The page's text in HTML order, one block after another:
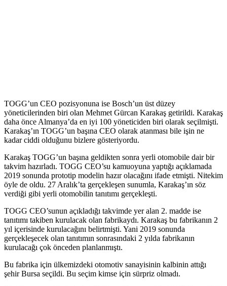
TOGG’un CEO pozisyonuna ise Bosch’un üst düzey
yöneticilerinden biri olan Mehmet Gürcan Karakaş getirildi. Karakaş
daha önce Almanya’da en iyi 100 yöneticiden biri olarak seçilmişti.
Karakaş’ın TOGG’un başına CEO olarak atanması bile işin ne
kadar ciddi olduğunu bizlere gösteriyordu.
Karakaş TOGG’un başına geldikten sonra yerli otomobile dair bir
takvim hazırladı. TOGG CEO’su kamuoyuna yaptığı açıklamada
2019 sonunda prototip modelin hazır olacağını ifade etmişti. Nitekim
öyle de oldu. 27 Aralık’ta gerçekleşen sunumla, Karakaş’ın söz
verdiği gibi yerli otomobilin tanıtımı gerçekleşti.
TOGG CEO’sunun açıkladığı takvimde yer alan 2. madde ise
tanıtımı takiben kurulacak olan fabrikaydı. Karakaş bu fabrikanın 2
yıl içerisinde kurulacağını belirtmişti. Yani 2019 sonunda
gerçekleşecek olan tanıtımın sonrasındaki 2 yılda fabrikanın
kurulacağı çok önceden planlanmıştı.
Bu fabrika için ülkemizdeki otomotiv sanayisinin kalbinin attığı
şehir Bursa seçildi. Bu seçim kimse için sürpriz olmadı.